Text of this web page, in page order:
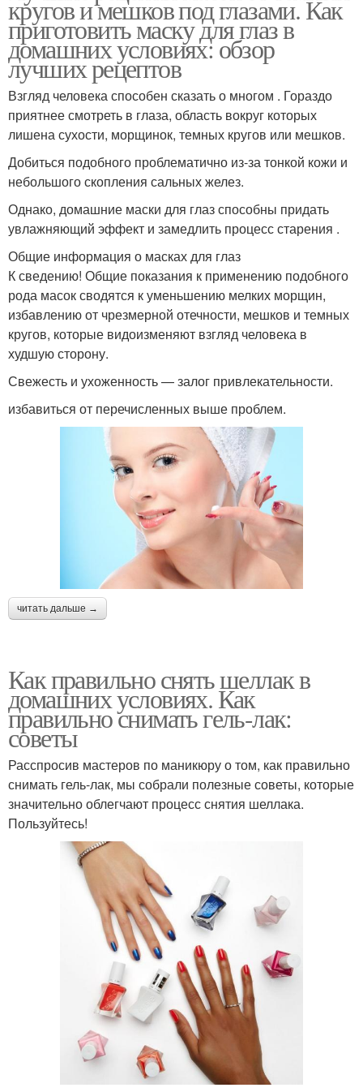
кругов и мешков под глазами. Как
приготовить маску для глаз в
домашних условиях: обзор
лучших рецептов
Взгляд человека способен сказать о многом . Гораздо
приятнее смотреть в глаза, область вокруг которых
лишена сухости, морщинок, темных кругов или мешков.
Добиться подобного проблематично из-за тонкой кожи и
небольшого скопления сальных желез.
Однако, домашние маски для глаз способны придать
увлажняющий эффект и замедлить процесс старения .
Общие информация о масках для глаз
К сведению! Общие показания к применению подобного
рода масок сводятся к уменьшению мелких морщин,
избавлению от чрезмерной отечности, мешков и темных
кругов, которые видоизменяют взгляд человека в
худшую сторону.
Свежесть и ухоженность — залог привлекательности.
избавиться от перечисленных выше проблем.
читать дальше →
Как правильно снять шеллак в
домашних условиях. Как
правильно снимать гель-лак:
советы
Расспросив мастеров по маникюру о том, как правильно
снимать гель-лак, мы собрали полезные советы, которые
значительно облегчают процесс снятия шеллака.
Пользуйтесь!